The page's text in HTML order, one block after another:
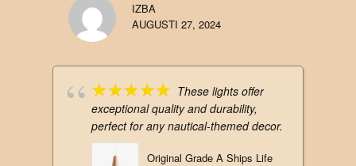
IZBA
AUGUSTI 27, 2024
These lights offer
exceptional quality and durability,
perfect for any nautical-themed decor.
Original Grade A Ships Life